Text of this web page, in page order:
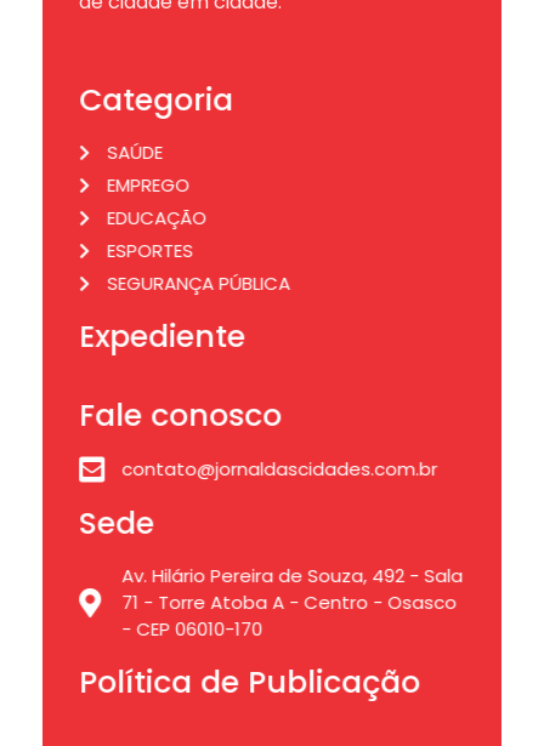
Categoria
SAÚDE
EMPREGO
EDUCAÇÃO
ESPORTES
SEGURANÇA PÚBLICA
Expediente
Fale conosco
contato@jornaldascidades.com.br
Sede
Av. Hilário Pereira de Souza, 492 - Sala
71 - Torre Atoba A - Centro - Osasco
- CEP 06010-170
Política de Publicação